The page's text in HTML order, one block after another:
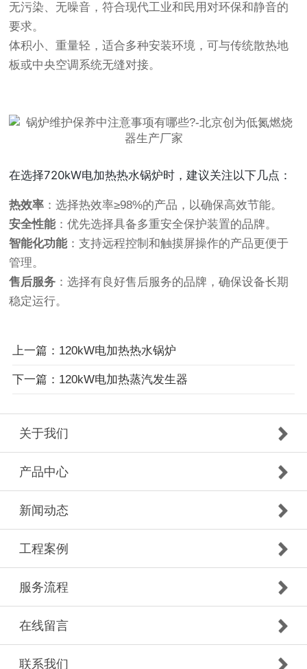
无污染、无噪音，符合现代工业和民用对环保和静音的
要求。
体积小、重量轻，适合多种安装环境，可与传统散热地
板或中央空调系统无缝对接。
在选择720kW电加热热水锅炉时，建议关注以下几点：
热效率 ：选择热效率≥98%的产品，以确保高效节能。
安全性能：优先选择具备多重安全保护装置的品牌。
智能化功能：支持远程控制和触摸屏操作的产品更便于
管理。
售后服务 ：选择有良好售后服务的品牌，确保设备长期
稳定运行。
上一篇：120kW电加热热水锅炉
下一篇：120kW电加热蒸汽发生器
关于我们
产品中心
新闻动态
工程案例
服务流程
在线留言
联系我们